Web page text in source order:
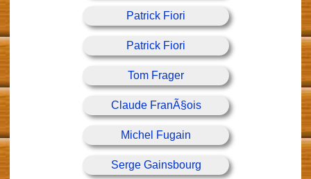
Patrick Fiori
Patrick Fiori
Tom Frager
Claude FranÃ§ois
Michel Fugain
Serge Gainsbourg